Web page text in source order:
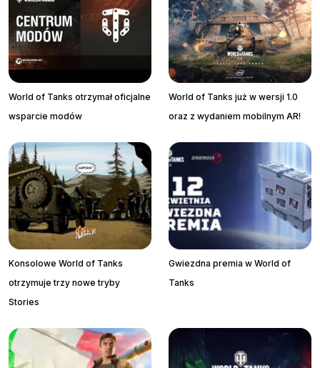
World of Tanks otrzymał oficjalne
wsparcie modów
World of Tanks już w wersji 1.0
oraz z wydaniem mobilnym AR!
Konsolowe World of Tanks
otrzymuje trzy nowe tryby
Stories
Gwiezdna premia w World of
Tanks